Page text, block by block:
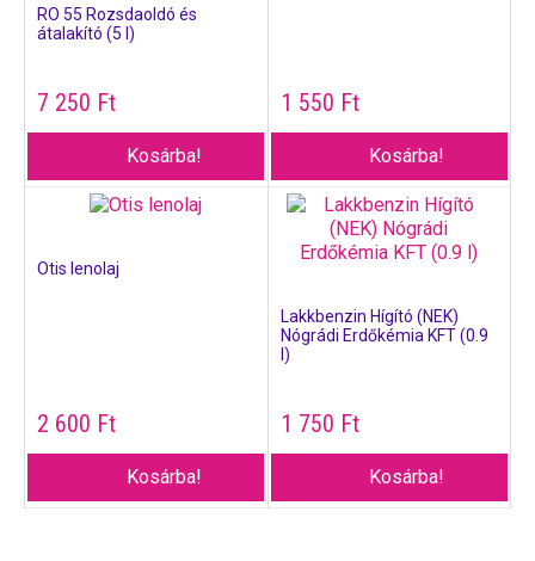
RO 55 Rozsdaoldó és
átalakító (5 l)
7 250 Ft
Kosárba!
1 550 Ft
Kosárba!
Otis lenolaj
2 600 Ft
Kosárba!
Lakkbenzin Hígító (NEK)
Nógrádi Erdőkémia KFT (0.9
l)
1 750 Ft
Kosárba!